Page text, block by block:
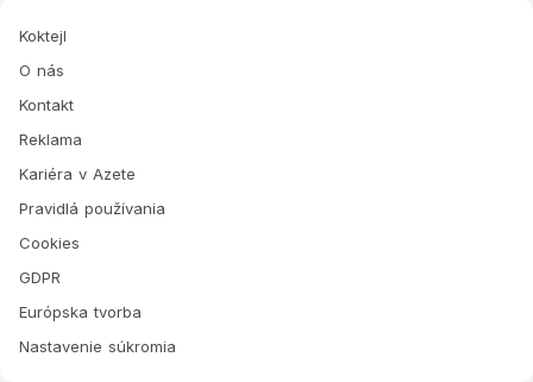
Koktejl
O nás
Kontakt
Reklama
Kariéra v Azete
Pravidlá používania
Cookies
GDPR
Európska tvorba
Nastavenie súkromia